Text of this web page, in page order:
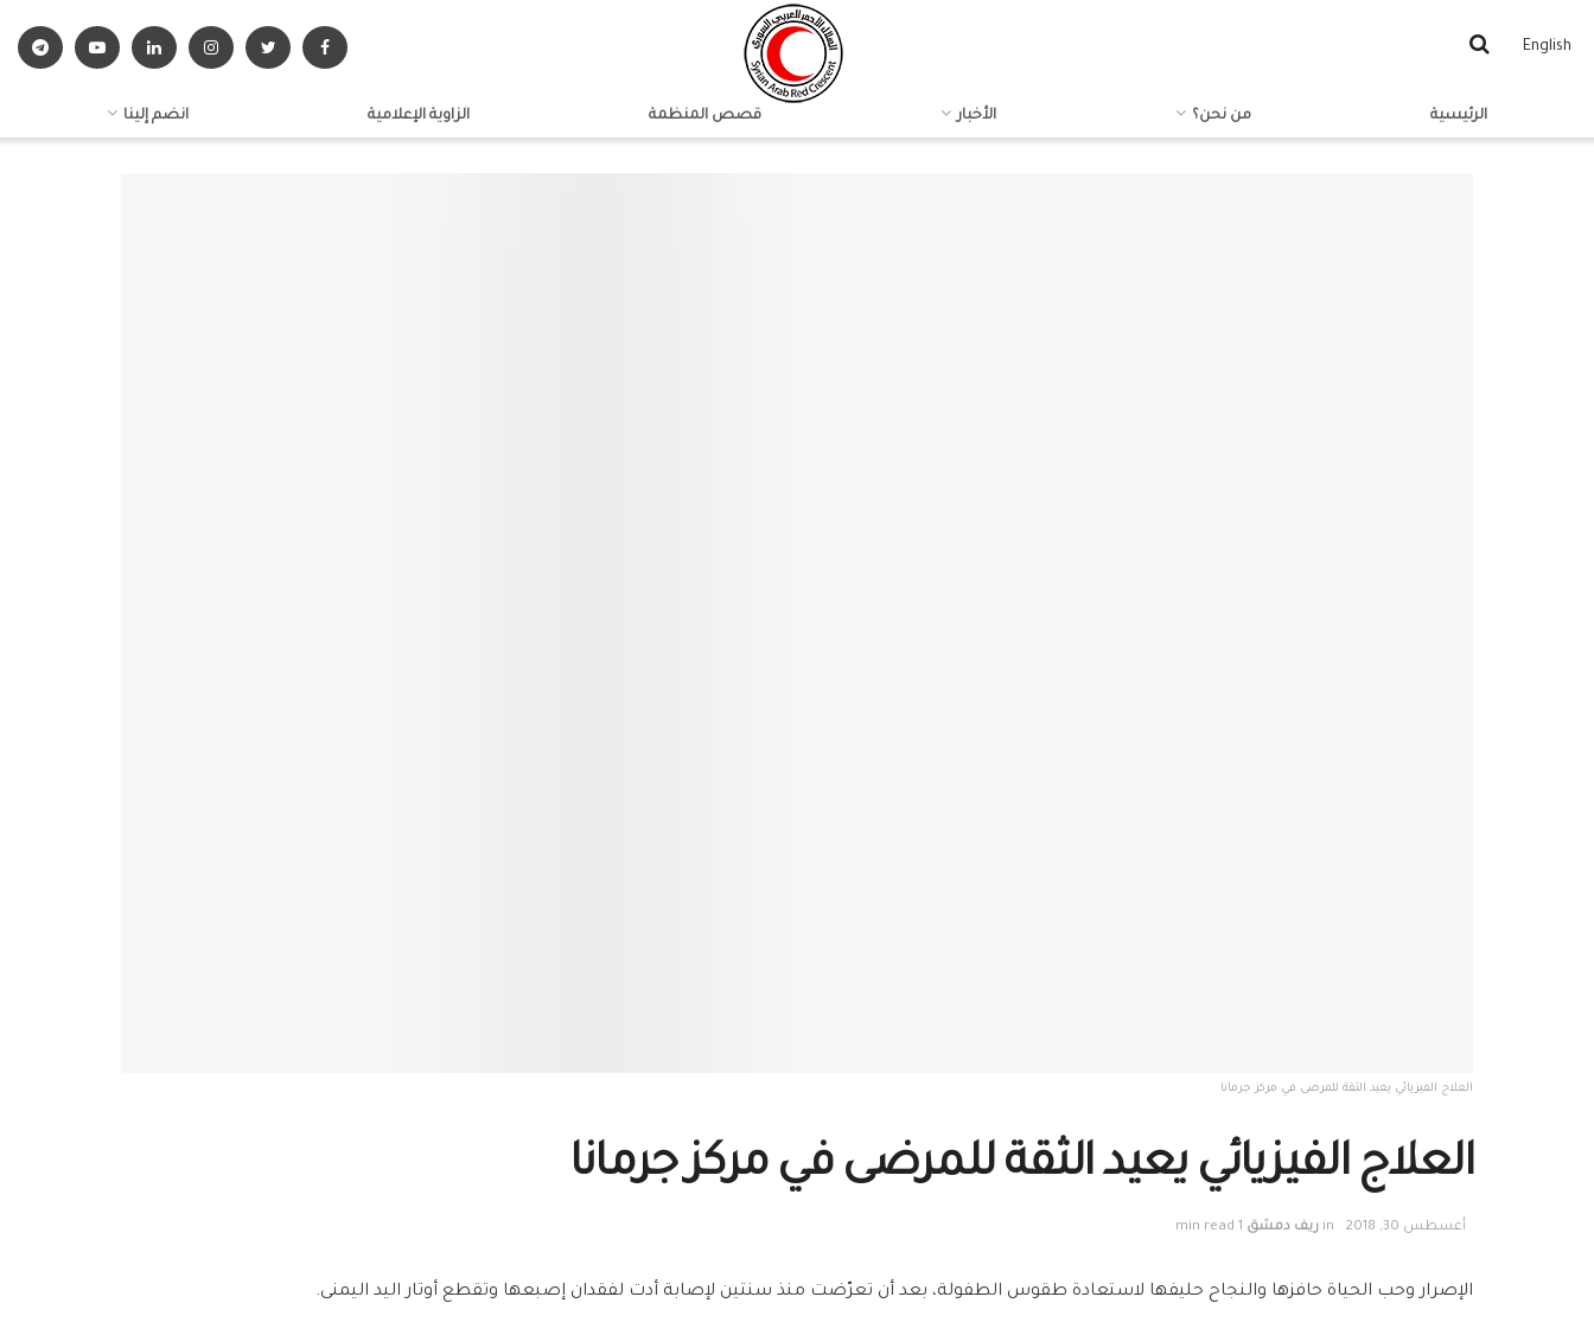
English
الرئيسية من نحن؟ الأخبار قصص المنظمة الزاوية الإعلامية انضم إلينا
العلاج الفيزيائي يعيد الثقة للمرضى في مركز جرمانا
العلاج الفيزيائي يعيد الثقة للمرضى في مركز جرمانا
أغسطس 30, 2018 in ريف دمشق 1 min read
الإصرار وحب الحياة حافزها والنجاح حليفها لاستعادة طقوس الطفولة، بعد أن تعرّضت منذ سنتين لإصابة أدت لفقدان إصبعها وتقطع أوتار اليد اليمنى.